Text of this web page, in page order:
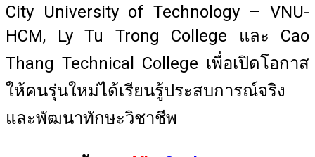
City University of Technology – VNU-
HCM, Ly Tu Trong College และ Cao
Thang Technical College เพื่อเปิดโอกาส
ให้คนรุ่นใหม่ได้เรียนรู้ประสบการณ์จริง
และพัฒนาทักษะวิชาชีพ